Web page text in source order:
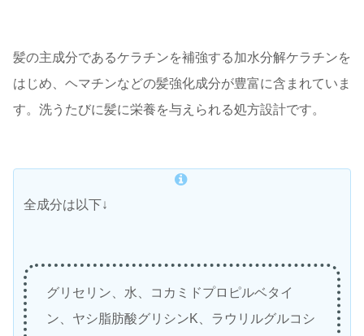
髪の主成分であるケラチンを補強する加水分解ケラチンを
はじめ、ヘマチンなどの髪強化成分が豊富に含まれていま
す。洗うたびに髪に栄養を与えられる処方設計です。
全成分は以下↓
グリセリン、水、コカミドプロピルベタイ
ン、ヤシ脂肪酸グリシンK、ラウリルグルコシ